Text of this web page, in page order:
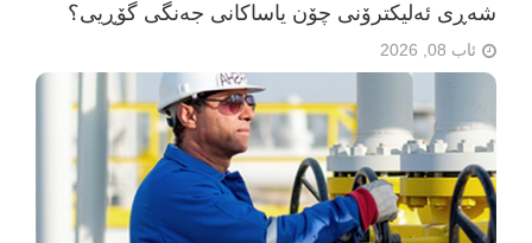
شەڕی ئەلیکترۆنی چۆن یاساکانی جەنگی گۆڕیی؟
ئاب 08, 2026